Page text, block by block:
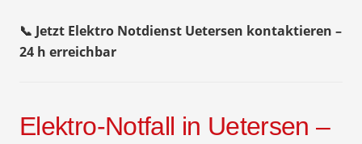
📞 Jetzt Elektro Notdienst Uetersen kontaktieren –
24 h erreichbar
Elektro-Notfall in Uetersen –